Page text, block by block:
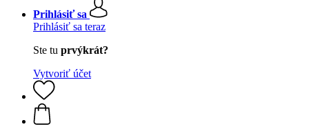
Prihlásiť sa
Prihlásiť sa teraz
Ste tu prvýkrát?
Vytvoriť účet